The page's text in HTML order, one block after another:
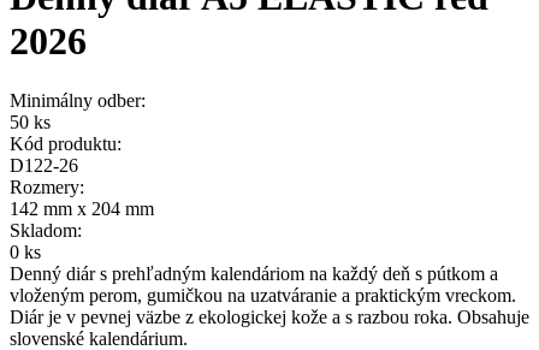
2026
Minimálny odber:
50 ks
Kód produktu:
D122-26
Rozmery:
142 mm x 204 mm
Skladom:
0 ks
Denný diár s prehľadným kalendáriom na každý deň s pútkom a
vloženým perom, gumičkou na uzatváranie a praktickým vreckom.
Diár je v pevnej väzbe z ekologickej kože a s razbou roka. Obsahuje
slovenské kalendárium.